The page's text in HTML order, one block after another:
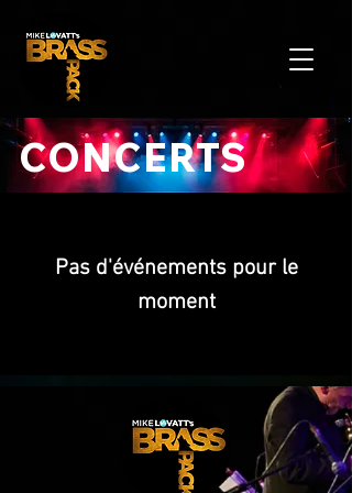
CONCERTS
Pas d'événements pour le
moment